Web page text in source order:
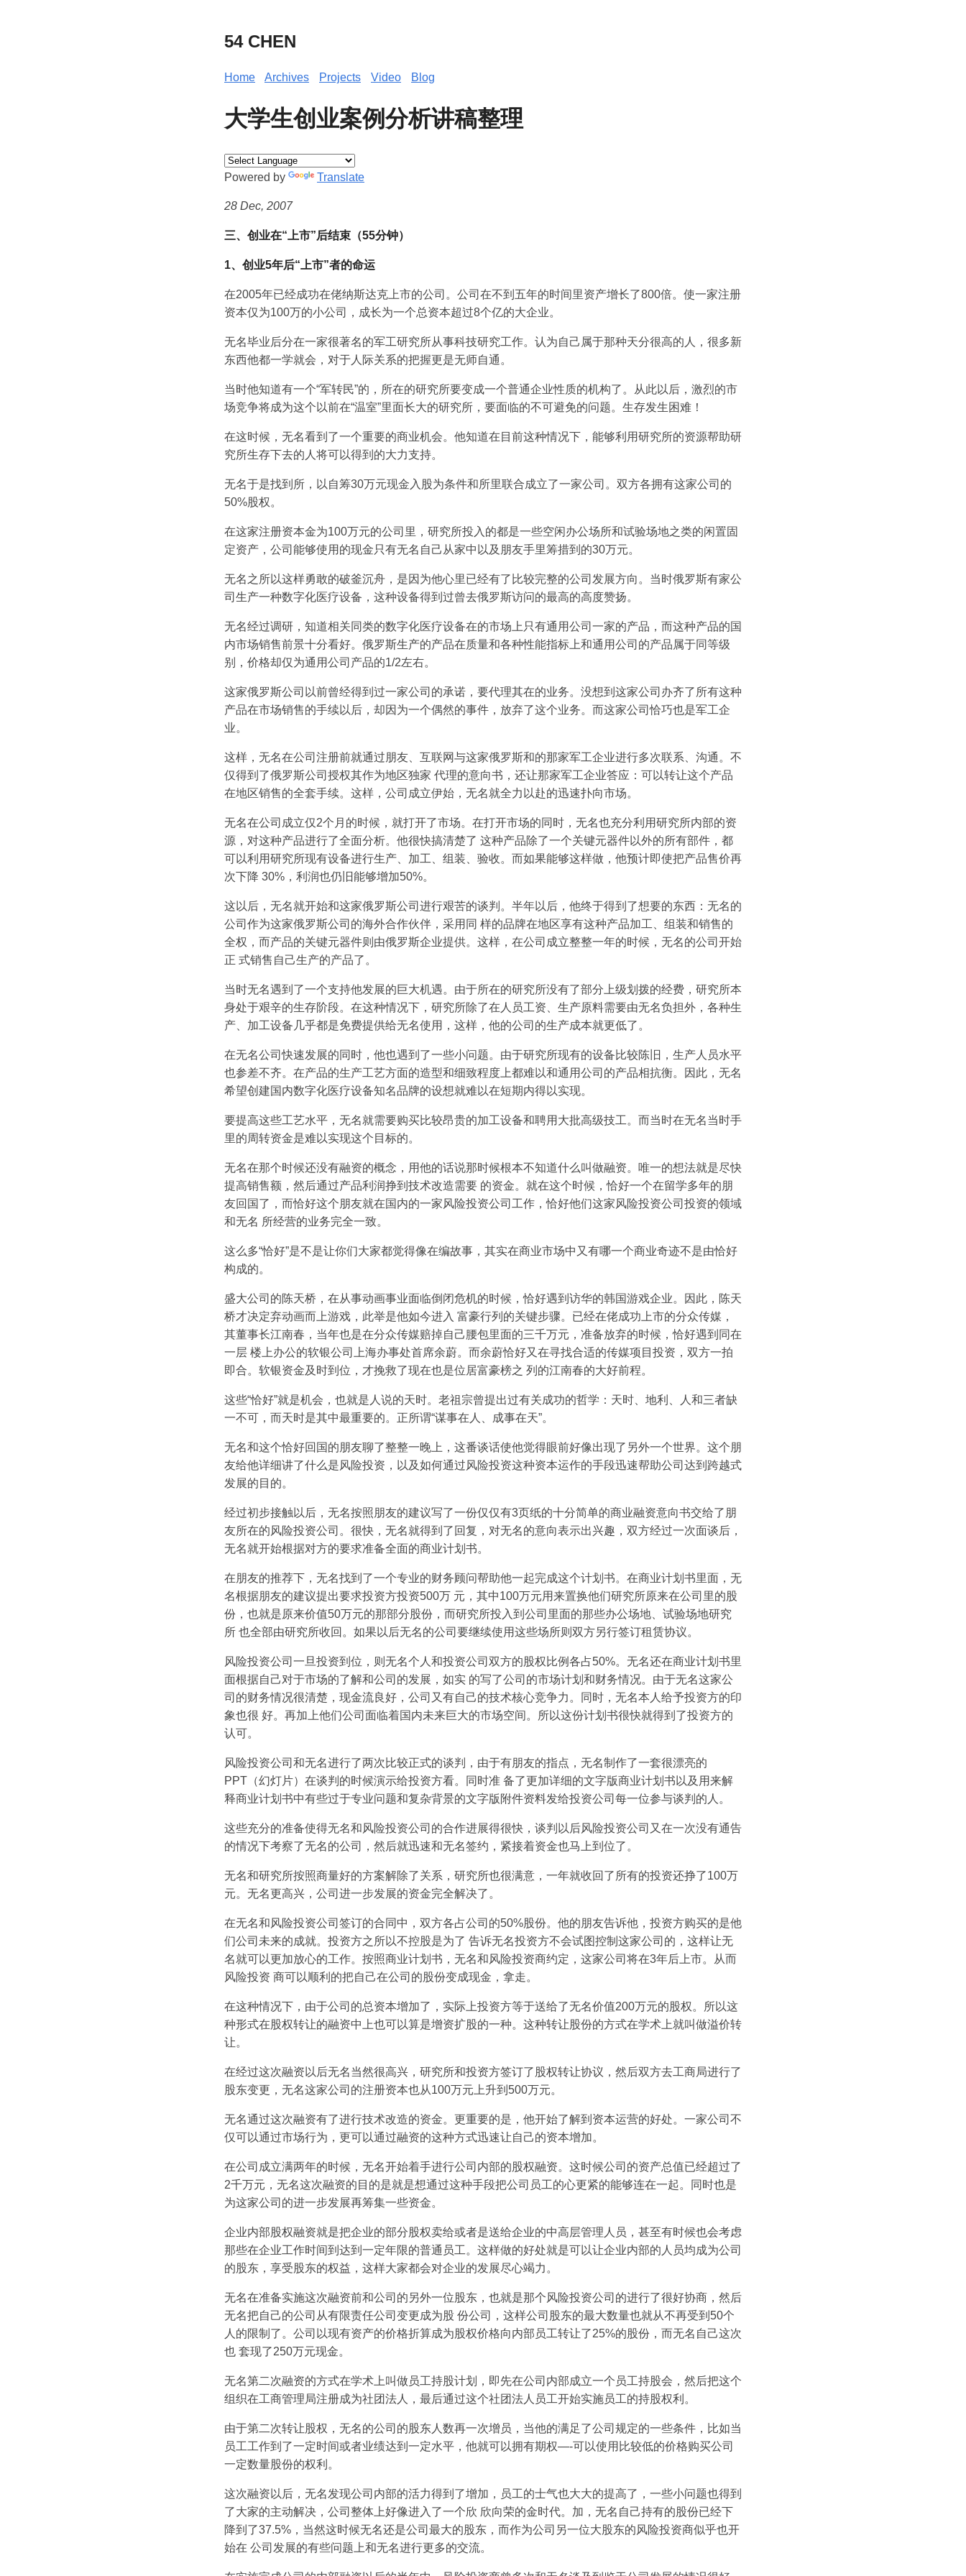
54 CHEN
Home Archives Projects Video Blog
大学生创业案例分析讲稿整理
Powered by Translate
28 Dec, 2007
三、创业在“上市”后结束（55分钟）
1、创业5年后“上市”者的命运
在2005年已经成功在佬纳斯达克上市的公司。公司在不到五年的时间里资产增长了800倍。使一家注册
资本仅为100万的小公司，成长为一个总资本超过8个亿的大企业。
无名毕业后分在一家很著名的军工研究所从事科技研究工作。认为自己属于那种天分很高的人，很多新
东西他都一学就会，对于人际关系的把握更是无师自通。
当时他知道有一个“军转民”的，所在的研究所要变成一个普通企业性质的机构了。从此以后，激烈的市
场竞争将成为这个以前在“温室”里面长大的研究所，要面临的不可避免的问题。生存发生困难！
在这时候，无名看到了一个重要的商业机会。他知道在目前这种情况下，能够利用研究所的资源帮助研
究所生存下去的人将可以得到的大力支持。
无名于是找到所，以自筹30万元现金入股为条件和所里联合成立了一家公司。双方各拥有这家公司的
50%股权。
在这家注册资本金为100万元的公司里，研究所投入的都是一些空闲办公场所和试验场地之类的闲置固
定资产，公司能够使用的现金只有无名自己从家中以及朋友手里筹措到的30万元。
无名之所以这样勇敢的破釜沉舟，是因为他心里已经有了比较完整的公司发展方向。当时俄罗斯有家公
司生产一种数字化医疗设备，这种设备得到过曾去俄罗斯访问的最高的高度赞扬。
无名经过调研，知道相关同类的数字化医疗设备在的市场上只有通用公司一家的产品，而这种产品的国
内市场销售前景十分看好。俄罗斯生产的产品在质量和各种性能指标上和通用公司的产品属于同等级
别，价格却仅为通用公司产品的1/2左右。
这家俄罗斯公司以前曾经得到过一家公司的承诺，要代理其在的业务。没想到这家公司办齐了所有这种
产品在市场销售的手续以后，却因为一个偶然的事件，放弃了这个业务。而这家公司恰巧也是军工企
业。
这样，无名在公司注册前就通过朋友、互联网与这家俄罗斯和的那家军工企业进行多次联系、沟通。不
仅得到了俄罗斯公司授权其作为地区独家 代理的意向书，还让那家军工企业答应：可以转让这个产品
在地区销售的全套手续。这样，公司成立伊始，无名就全力以赴的迅速扑向市场。
无名在公司成立仅2个月的时候，就打开了市场。在打开市场的同时，无名也充分利用研究所内部的资
源，对这种产品进行了全面分析。他很快搞清楚了 这种产品除了一个关键元器件以外的所有部件，都
可以利用研究所现有设备进行生产、加工、组装、验收。而如果能够这样做，他预计即使把产品售价再
次下降 30%，利润也仍旧能够增加50%。
这以后，无名就开始和这家俄罗斯公司进行艰苦的谈判。半年以后，他终于得到了想要的东西：无名的
公司作为这家俄罗斯公司的海外合作伙伴，采用同 样的品牌在地区享有这种产品加工、组装和销售的
全权，而产品的关键元器件则由俄罗斯企业提供。这样，在公司成立整整一年的时候，无名的公司开始
正 式销售自己生产的产品了。
当时无名遇到了一个支持他发展的巨大机遇。由于所在的研究所没有了部分上级划拨的经费，研究所本
身处于艰辛的生存阶段。在这种情况下，研究所除了在人员工资、生产原料需要由无名负担外，各种生
产、加工设备几乎都是免费提供给无名使用，这样，他的公司的生产成本就更低了。
在无名公司快速发展的同时，他也遇到了一些小问题。由于研究所现有的设备比较陈旧，生产人员水平
也参差不齐。在产品的生产工艺方面的造型和细致程度上都难以和通用公司的产品相抗衡。因此，无名
希望创建国内数字化医疗设备知名品牌的设想就难以在短期内得以实现。
要提高这些工艺水平，无名就需要购买比较昂贵的加工设备和聘用大批高级技工。而当时在无名当时手
里的周转资金是难以实现这个目标的。
无名在那个时候还没有融资的概念，用他的话说那时候根本不知道什么叫做融资。唯一的想法就是尽快
提高销售额，然后通过产品利润挣到技术改造需要 的资金。就在这个时候，恰好一个在留学多年的朋
友回国了，而恰好这个朋友就在国内的一家风险投资公司工作，恰好他们这家风险投资公司投资的领域
和无名 所经营的业务完全一致。
这么多“恰好”是不是让你们大家都觉得像在编故事，其实在商业市场中又有哪一个商业奇迹不是由恰好
构成的。
盛大公司的陈天桥，在从事动画事业面临倒闭危机的时候，恰好遇到访华的韩国游戏企业。因此，陈天
桥才决定弃动画而上游戏，此举是他如今进入 富豪行列的关键步骤。已经在佬成功上市的分众传媒，
其董事长江南春，当年也是在分众传媒赔掉自己腰包里面的三千万元，准备放弃的时候，恰好遇到同在
一层 楼上办公的软银公司上海办事处首席余蔚。而余蔚恰好又在寻找合适的传媒项目投资，双方一拍
即合。软银资金及时到位，才挽救了现在也是位居富豪榜之 列的江南春的大好前程。
这些“恰好”就是机会，也就是人说的天时。老祖宗曾提出过有关成功的哲学：天时、地利、人和三者缺
一不可，而天时是其中最重要的。正所谓“谋事在人、成事在天”。
无名和这个恰好回国的朋友聊了整整一晚上，这番谈话使他觉得眼前好像出现了另外一个世界。这个朋
友给他详细讲了什么是风险投资，以及如何通过风险投资这种资本运作的手段迅速帮助公司达到跨越式
发展的目的。
经过初步接触以后，无名按照朋友的建议写了一份仅仅有3页纸的十分简单的商业融资意向书交给了朋
友所在的风险投资公司。很快，无名就得到了回复，对无名的意向表示出兴趣，双方经过一次面谈后，
无名就开始根据对方的要求准备全面的商业计划书。
在朋友的推荐下，无名找到了一个专业的财务顾问帮助他一起完成这个计划书。在商业计划书里面，无
名根据朋友的建议提出要求投资方投资500万 元，其中100万元用来置换他们研究所原来在公司里的股
份，也就是原来价值50万元的那部分股份，而研究所投入到公司里面的那些办公场地、试验场地研究
所 也全部由研究所收回。如果以后无名的公司要继续使用这些场所则双方另行签订租赁协议。
风险投资公司一旦投资到位，则无名个人和投资公司双方的股权比例各占50%。无名还在商业计划书里
面根据自己对于市场的了解和公司的发展，如实 的写了公司的市场计划和财务情况。由于无名这家公
司的财务情况很清楚，现金流良好，公司又有自己的技术核心竞争力。同时，无名本人给予投资方的印
象也很 好。再加上他们公司面临着国内未来巨大的市场空间。所以这份计划书很快就得到了投资方的
认可。
风险投资公司和无名进行了两次比较正式的谈判，由于有朋友的指点，无名制作了一套很漂亮的
PPT（幻灯片）在谈判的时候演示给投资方看。同时准 备了更加详细的文字版商业计划书以及用来解
释商业计划书中有些过于专业问题和复杂背景的文字版附件资料发给投资公司每一位参与谈判的人。
这些充分的准备使得无名和风险投资公司的合作进展得很快，谈判以后风险投资公司又在一次没有通告
的情况下考察了无名的公司，然后就迅速和无名签约，紧接着资金也马上到位了。
无名和研究所按照商量好的方案解除了关系，研究所也很满意，一年就收回了所有的投资还挣了100万
元。无名更高兴，公司进一步发展的资金完全解决了。
在无名和风险投资公司签订的合同中，双方各占公司的50%股份。他的朋友告诉他，投资方购买的是他
们公司未来的成就。投资方之所以不控股是为了 告诉无名投资方不会试图控制这家公司的，这样让无
名就可以更加放心的工作。按照商业计划书，无名和风险投资商约定，这家公司将在3年后上市。从而
风险投资 商可以顺利的把自己在公司的股份变成现金，拿走。
在这种情况下，由于公司的总资本增加了，实际上投资方等于送给了无名价值200万元的股权。所以这
种形式在股权转让的融资中上也可以算是增资扩股的一种。这种转让股份的方式在学术上就叫做溢价转
让。
在经过这次融资以后无名当然很高兴，研究所和投资方签订了股权转让协议，然后双方去工商局进行了
股东变更，无名这家公司的注册资本也从100万元上升到500万元。
无名通过这次融资有了进行技术改造的资金。更重要的是，他开始了解到资本运营的好处。一家公司不
仅可以通过市场行为，更可以通过融资的这种方式迅速让自己的资本增加。
在公司成立满两年的时候，无名开始着手进行公司内部的股权融资。这时候公司的资产总值已经超过了
2千万元，无名这次融资的目的是就是想通过这种手段把公司员工的心更紧的能够连在一起。同时也是
为这家公司的进一步发展再筹集一些资金。
企业内部股权融资就是把企业的部分股权卖给或者是送给企业的中高层管理人员，甚至有时候也会考虑
那些在企业工作时间到达到一定年限的普通员工。这样做的好处就是可以让企业内部的人员均成为公司
的股东，享受股东的权益，这样大家都会对企业的发展尽心竭力。
无名在准备实施这次融资前和公司的另外一位股东，也就是那个风险投资公司的进行了很好协商，然后
无名把自己的公司从有限责任公司变更成为股 份公司，这样公司股东的最大数量也就从不再受到50个
人的限制了。公司以现有资产的价格折算成为股权价格向内部员工转让了25%的股份，而无名自己这次
也 套现了250万元现金。
无名第二次融资的方式在学术上叫做员工持股计划，即先在公司内部成立一个员工持股会，然后把这个
组织在工商管理局注册成为社团法人，最后通过这个社团法人员工开始实施员工的持股权利。
由于第二次转让股权，无名的公司的股东人数再一次增员，当他的满足了公司规定的一些条件，比如当
员工工作到了一定时间或者业绩达到一定水平，他就可以拥有期权—-可以使用比较低的价格购买公司
一定数量股份的权利。
这次融资以后，无名发现公司内部的活力得到了增加，员工的士气也大大的提高了，一些小问题也得到
了大家的主动解决，公司整体上好像进入了一个欣 欣向荣的金时代。加，无名自己持有的股份已经下
降到了37.5%，当然这时候无名还是公司最大的股东，而作为公司另一位大股东的风险投资商似乎也开
始在 公司发展的有些问题上和无名进行更多的交流。